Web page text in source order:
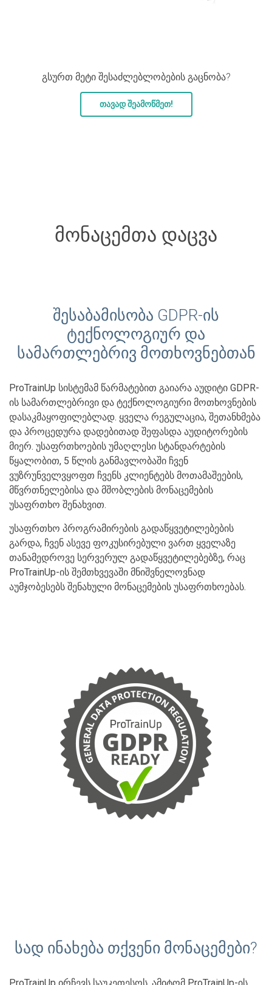
გსურთ მეტი შესაძლებლობების გაცნობა?
თავად შეამოწმეთ!
მონაცემთა დაცვა
შესაბამისობა GDPR-ის
ტექნოლოგიურ და
სამართლებრივ მოთხოვნებთან
ProTrainUp სისტემამ წარმატებით გაიარა აუდიტი GDPR-
ის სამართლებრივი და ტექნოლოგიური მოთხოვნების
დასაკმაყოფილებლად. ყველა რეგულაცია, შეთანხმება
და პროცედურა დადებითად შეფასდა აუდიტორების
მიერ. უსაფრთხოების უმაღლესი სტანდარტების
წყალობით, 5 წლის განმავლობაში ჩვენ
ვუზრუნველვყოფთ ჩვენს კლიენტებს მოთამაშეების,
მწვრთნელებისა და მშობლების მონაცემების
უსაფრთხო შენახვით.
უსაფრთხო პროგრამირების გადაწყვეტილებების
გარდა, ჩვენ ასევე ფოკუსირებული ვართ ყველაზე
თანამედროვე სერვერულ გადაწყვეტილებებზე, რაც
ProTrainUp-ის შემთხვევაში მნიშვნელოვნად
აუმჯობესებს შენახული მონაცემების უსაფრთხოებას.
სად ინახება თქვენი მონაცემები?